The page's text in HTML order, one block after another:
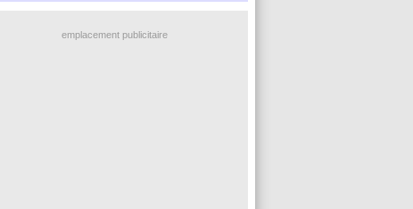
emplacement publicitaire